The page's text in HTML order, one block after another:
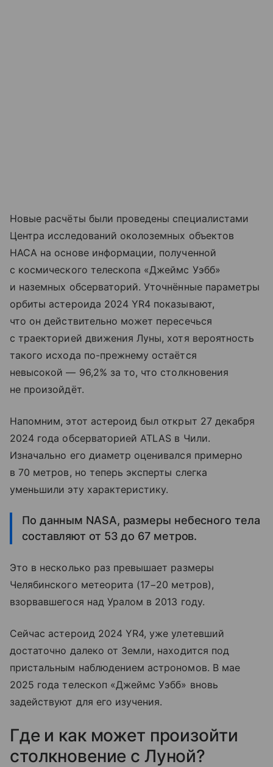
Новые расчёты были проведены специалистами
Центра исследований околоземных объектов
НАСА на основе информации, полученной
с космического телескопа «Джеймс Уэбб»
и наземных обсерваторий. Уточнённые параметры
орбиты астероида 2024 YR4 показывают,
что он действительно может пересечься
с траекторией движения Луны, хотя вероятность
такого исхода по-прежнему остаётся
невысокой — 96,2% за то, что столкновения
не произойдёт.
Напомним, этот астероид был открыт 27 декабря
2024 года обсерваторией ATLAS в Чили.
Изначально его диаметр оценивался примерно
в 70 метров, но теперь эксперты слегка
уменьшили эту характеристику.
По данным NASA, размеры небесного тела
составляют от 53 до 67 метров.
Это в несколько раз превышает размеры
Челябинского метеорита (17−20 метров),
взорвавшегося над Уралом в 2013 году.
Сейчас астероид 2024 YR4, уже улетевший
достаточно далеко от Земли, находится под
пристальным наблюдением астрономов. В мае
2025 года телескоп «Джеймс Уэбб» вновь
задействуют для его изучения.
Где и как может произойти
столкновение с Луной?